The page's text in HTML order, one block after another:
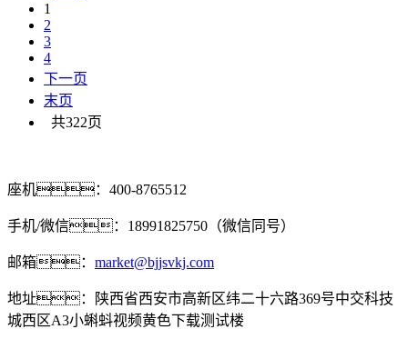
1
2
3
4
下一页
末页
共322页
座机：400-8765512
手机/微信：18991825750（微信同号）
邮箱： market@bjjsvkj.com
地址：陕西省西安市高新区纬二十六路369号中交科技
城西区A3小蝌蚪视频黄色下载测试楼